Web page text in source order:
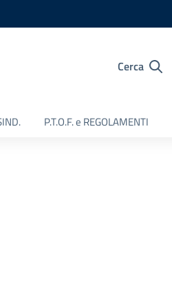
Cerca
P.T.O.F. e REGOLAMENTI